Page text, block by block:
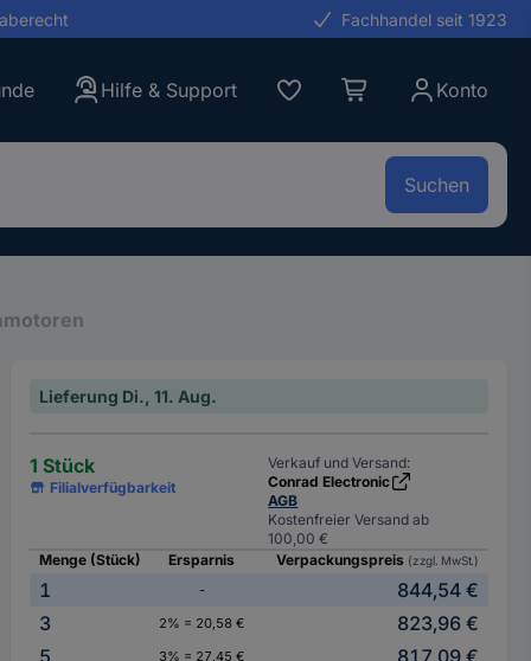
Fachhandel seit 1923
Hilfe & Support Konto
Suchen
Lieferung Di., 11. Aug.
1 Stück
Filialverfügbarkeit
Verkauf und Versand:
Conrad Electronic
AGB
Kostenfreier Versand ab
100,00 €
Menge (Stück)
Ersparnis Verpackungspreis (zzgl. MwSt.)
1 -
844,54 €
3
2% = 20,58 €
823,96 €
5
3% = 27,45 €
817,09 €